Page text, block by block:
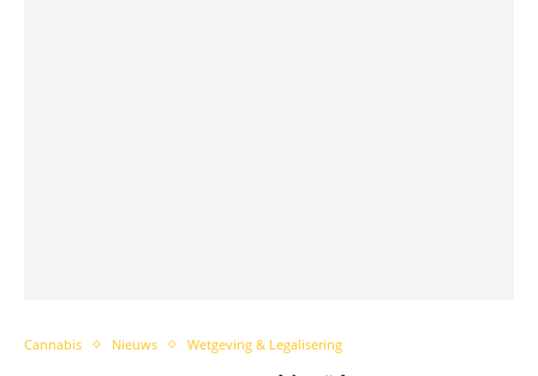
Cannabis Nieuws Wetgeving & Legalisering